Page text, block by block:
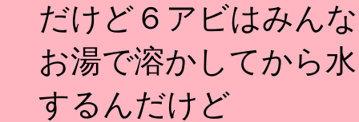
だけど６アビはみん
お湯で溶かしてから
するんだけど